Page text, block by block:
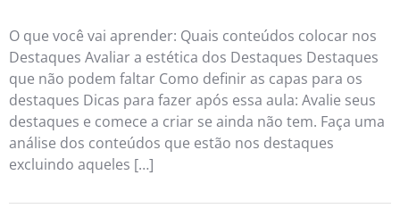
O que você vai aprender: Quais conteúdos colocar nos
Destaques Avaliar a estética dos Destaques Destaques
que não podem faltar Como definir as capas para os
destaques Dicas para fazer após essa aula: Avalie seus
destaques e comece a criar se ainda não tem. Faça uma
análise dos conteúdos que estão nos destaques
excluindo aqueles […]